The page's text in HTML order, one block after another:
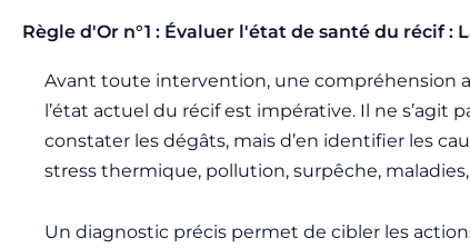
Règle d'Or n°1 : Évaluer l'état de santé du récif :
Avant toute intervention, une compréhension
l’état actuel du récif est impérative. Il ne s’agit
constater les dégâts, mais d’en identifier les
stress thermique, pollution, surpêche,
Un diagnostic précis permet de cibler les